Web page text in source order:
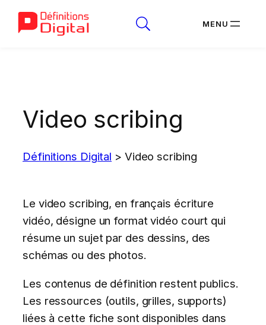
Video scribing
Définitions Digital > Video scribing
Le video scribing, en français écriture
vidéo, désigne un format vidéo court qui
résume un sujet par des dessins, des
schémas ou des photos.
Les contenus de définition restent publics.
Les ressources (outils, grilles, supports)
liées à cette fiche sont disponibles dans